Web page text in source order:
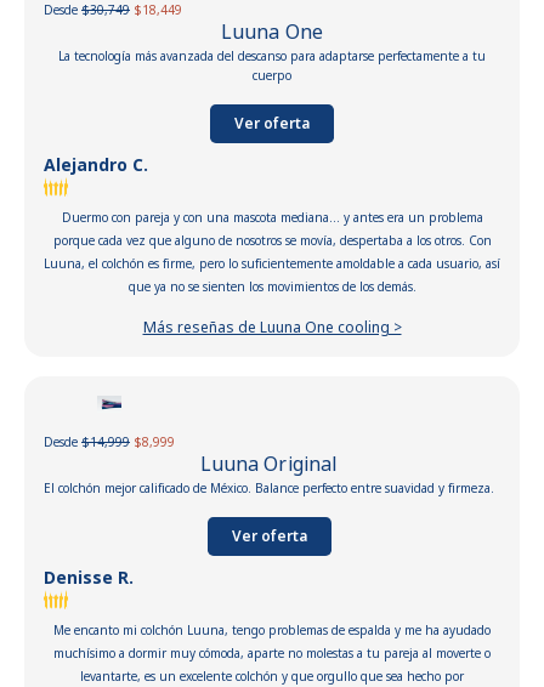
Desde $30,749 $18,449
Luuna One
La tecnología más avanzada del descanso para adaptarse perfectamente a tu
cuerpo
Ver oferta
Alejandro C.
Duermo con pareja y con una mascota mediana... y antes era un problema
porque cada vez que alguno de nosotros se movía, despertaba a los otros. Con
Luuna, el colchón es firme, pero lo suficientemente amoldable a cada usuario, así
que ya no se sienten los movimientos de los demás.
Más reseñas de Luuna One cooling >
Desde $14,999 $8,999
Luuna Original
El colchón mejor calificado de México. Balance perfecto entre suavidad y firmeza.
Ver oferta
Denisse R.
Me encanto mi colchón Luuna, tengo problemas de espalda y me ha ayudado
muchísimo a dormir muy cómoda, aparte no molestas a tu pareja al moverte o
levantarte, es un excelente colchón y que orgullo que sea hecho por